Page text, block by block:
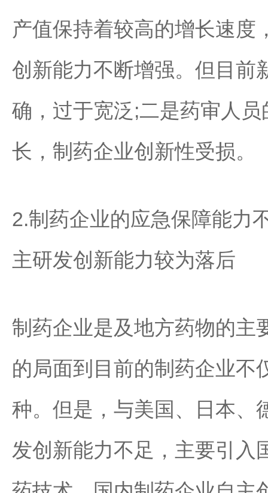
产值保持着较高的增长速度
创新能力不断增强。但目前
确，过于宽泛;二是药审人
长，制药企业创新性受损。
2.制药企业的应急保障能力
主研发创新能力较为落后
制药企业是及地方药物的主
的局面到目前的制药企业不
种。但是，与美国、日本、
发创新能力不足，主要引入